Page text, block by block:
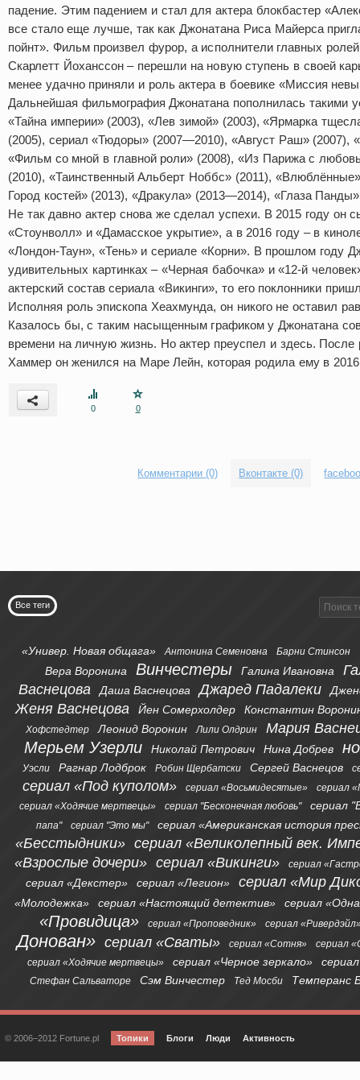
падение. Этим падением и стал для актера блокбастер
все стало еще лучше, так как Джонатана Риса Майерса
пойнт». Фильм произвел фурор, а исполнители главных
Скарлетт Йоханссон – перешли на новую ступень в своей
менее удачно приняли и роль актера в боевике «Миссия
Дальнейшая фильмография Джонатана пополнилась такими
«Тайна империи» (2003), «Лев зимой» (2003), «Ярмарка
(2005), сериал «Тюдоры» (2007—2010), «Август Раш» (2007),
«Фильм со мной в главной роли» (2008), «Из Парижа с
(2010), «Таинственный Альберт Ноббс» (2011),
Город костей» (2013), «Дракула» (2013—2014), «Глаза
Не так давно актер снова же сделал успехи. В 2015 году он
«Стоунволл» и «Дамасское укрытие», а в 2016 году – в
«Лондон-Таун», «Тень» и сериале «Корни». В прошлом году
удивительных картинках – «Черная бабочка» и «12-й
актерский состав сериала «Викинги», то его поклонники
Исполняя роль эпископа Хеахмунда, он никого не оставил
Казалось бы, с таким насыщенным графиком у Джонатана
времени на личную жизнь. Но актер преуспел и здесь. После
Хаммер он женился на Маре Лейн, которая родила ему в
0 0
Комментарии (0) Вконтакте (0)
Все теги
«Универ. Новая общага» Антонина Семеновна Барни Стинсон
Вера Воронина Винчестеры Галина Ивановна
Васнецова
Даша Васнецова Джаред Падалеки
Женя Васнецова Йен Сомерхолдер Константин
Хофстедтер Леонид Воронин Лили Олдрин Мария
Мерьем Узерли Николай Петрович Нина Добрев
Уэсли Рагнар Лодброк Робин Щербатски Сергей Васнецов
сериал «Под куполом» сериал «Восьмидесятые»
сериал
сериал «Ходячие мертвецы»
сериал "Бесконечная любовь" сериал
папа" сериал "Это мы" сериал «Американская история
«Бесстыдники» сериал «Великолепный век.
«Взрослые дочери» сериал «Викинги» сериал
сериал «Декстер» сериал «Легион» сериал «Мир
«Молодежка» сериал «Настоящий детектив» сериал
«Провидица» сериал «Проповедник» сериал
Донован» сериал «Сваты» сериал «Сотня»
сериал
сериал «Ходячие мертвецы»
сериал «Черное зеркало»
Стефан Сальваторе Сэм Винчестер Тед Мосби Темперанс
© 2006–2012 Fortune.pl Топики Блоги Люди Активность